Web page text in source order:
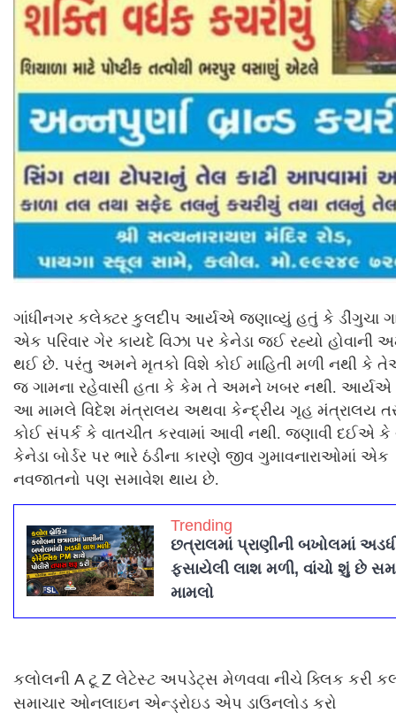
ગાંધીનગર કલેક્ટર કુલદીપ આર્યએ જણાવ્યું હતું કે ડીંગુચા
એક પરિવાર ગેર કાયદે વિઝા પર કેનેડા જઈ રહ્યો હોવાની
થઈ છે. પરંતુ અમને મૃતકો વિશે કોઈ માહિતી મળી નથી કે
જ ગામના રહેવાસી હતા કે કેમ તે અમને ખબર નથી.
આ મામલે વિદેશ મંત્રાલય અથવા કેન્દ્રીય ગૃહ મંત્રાલય
કોઈ સંપર્ક કે વાતચીત કરવામાં આવી નથી. જણાવી દઈએ
કેનેડા બોર્ડર પર ભારે ઠંડીના કારણે જીવ ગુમાવનારાઓમાં એક
નવજાતનો પણ સમાવેશ થાય છે.
Trending
છત્રાલમાં પ્રાણીની બખોલમાં
ફસાયેલી લાશ મળી, વાંચો શું છે
મામલો
કલોલની A ટૂ Z લેટેસ્ટ અપડેટ્સ મેળવવા નીચે ક્લિક કરી
સમાચાર ઓનલાઇન એન્ડ્રોઇડ એપ ડાઉનલોડ કરો